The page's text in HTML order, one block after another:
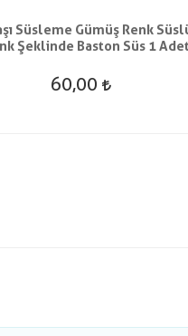
Süsleme Gümüş Renk
Şeklinde Baston Süs 1
60,00